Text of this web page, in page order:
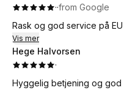
··from Google
Rask og god service på
Vis mer
Hege Halvorsen
·
Hyggelig betjening og god